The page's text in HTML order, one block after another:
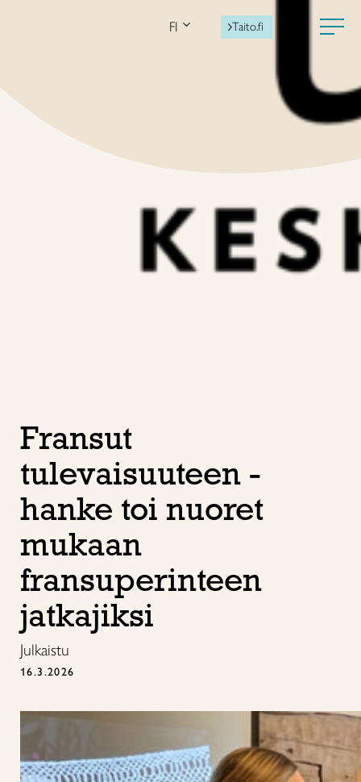
FI Taito.fi
Fransut
tulevaisuuteen -
hanke toi nuoret
mukaan
fransuperinteen
jatkajiksi
Julkaistu
16.3.2026